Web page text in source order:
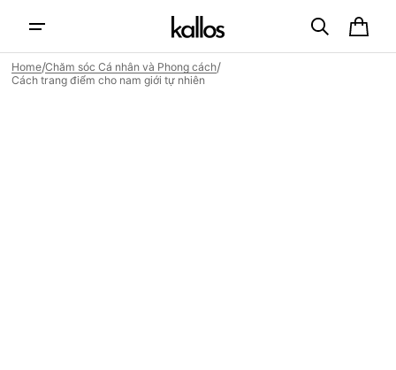
content
Cart
Home/Chăm sóc Cá nhân và Phong cách/
Cách trang điểm cho nam giới tự nhiên